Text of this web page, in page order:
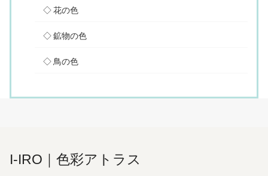
花の色
鉱物の色
鳥の色
I-IRO｜色彩アトラス